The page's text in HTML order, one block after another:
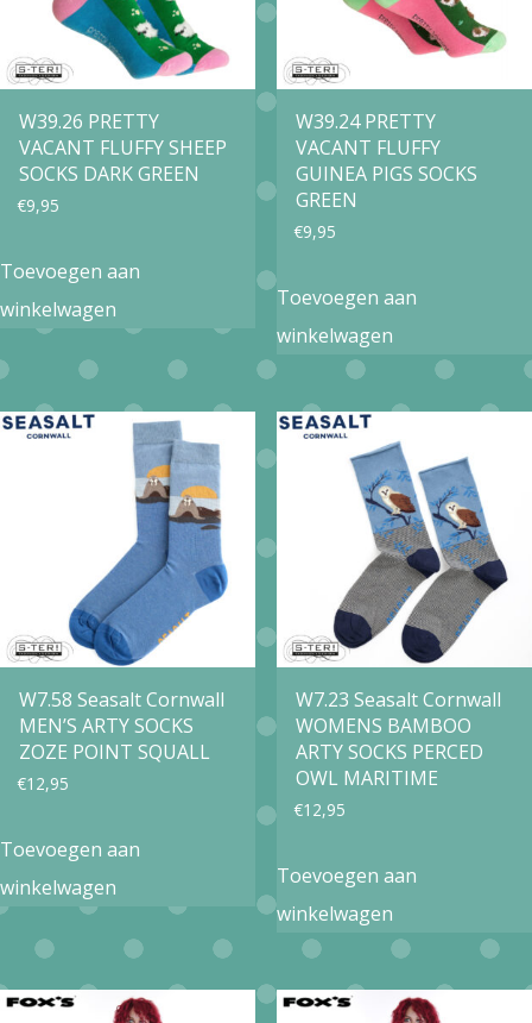
W39.26 PRETTY
VACANT FLUFFY SHEEP
SOCKS DARK GREEN
€9,95
Toevoegen aan
winkelwagen
W39.24 PRETTY
VACANT FLUFFY
GUINEA PIGS SOCKS
GREEN
€9,95
Toevoegen aan
winkelwagen
W7.58 Seasalt Cornwall
MEN’S ARTY SOCKS
ZOZE POINT SQUALL
€12,95
Toevoegen aan
winkelwagen
W7.23 Seasalt Cornwall
WOMENS BAMBOO
ARTY SOCKS PERCED
OWL MARITIME
€12,95
Toevoegen aan
winkelwagen